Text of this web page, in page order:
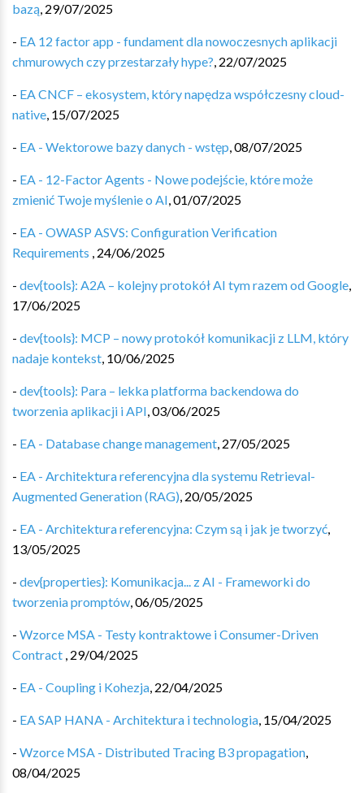
bazą, 29/07/2025
- EA 12 factor app - fundament dla nowoczesnych aplikacji
chmurowych czy przestarzały hype?, 22/07/2025
- EA CNCF – ekosystem, który napędza współczesny cloud-
native, 15/07/2025
- EA - Wektorowe bazy danych - wstęp,08/07/2025
- EA - 12-Factor Agents - Nowe podejście, które może
zmienić Twoje myślenie o AI,01/07/2025
- EA - OWASP ASVS: Configuration Verification
Requirements , 24/06/2025
- dev{tools}: A2A – kolejny protokół AI tym razem od Google,
17/06/2025
- dev{tools}: MCP – nowy protokół komunikacji z LLM, który
nadaje kontekst, 10/06/2025
- dev{tools}: Para – lekka platforma backendowa do
tworzenia aplikacji i API,03/06/2025
- EA - Database change management, 27/05/2025
- EA - Architektura referencyjna dla systemu Retrieval-
Augmented Generation (RAG), 20/05/2025
- EA - Architektura referencyjna: Czym są i jak je tworzyć,
13/05/2025
- dev{properties}: Komunikacja... z AI - Frameworki do
tworzenia promptów,06/05/2025
- Wzorce MSA - Testy kontraktowe i Consumer-Driven
Contract , 29/04/2025
- EA - Coupling i Kohezja, 22/04/2025
- EA SAP HANA - Architektura i technologia, 15/04/2025
- Wzorce MSA - Distributed Tracing B3 propagation,
08/04/2025